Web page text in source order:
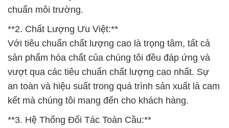
chuẩn môi trường.
**2. Chất Lượng Ưu Việt:**
Với tiêu chuẩn chất lượng cao là trọng tâm, tất cả
sản phẩm hóa chất của chúng tôi đều đáp ứng và
vượt qua các tiêu chuẩn chất lượng cao nhất. Sự
an toàn và hiệu suất trong quá trình sản xuất là cam
kết mà chúng tôi mang đến cho khách hàng.
**3. Hệ Thống Đối Tác Toàn Cầu:**